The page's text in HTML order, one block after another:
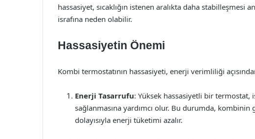
hassasiyet, sıcaklığın istenen aralıkta daha stabilleşmesi
israfına neden olabilir.
Hassasiyetin Önemi
Kombi termostatının hassasiyeti, enerji verimliliği
Enerji Tasarrufu: Yüksek hassasiyetli bir termostat,
sağlanmasına yardımcı olur. Bu durumda, kombinin
dolayısıyla enerji tüketimi azalır.